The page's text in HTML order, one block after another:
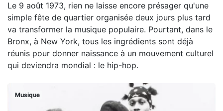
Le 9 août 1973, rien ne laisse encore présager qu'une
simple fête de quartier organisée deux jours plus tard
va transformer la musique populaire. Pourtant, dans le
Bronx, à New York, tous les ingrédients sont déjà
réunis pour donner naissance à un mouvement culturel
qui deviendra mondial : le hip-hop.
Musique